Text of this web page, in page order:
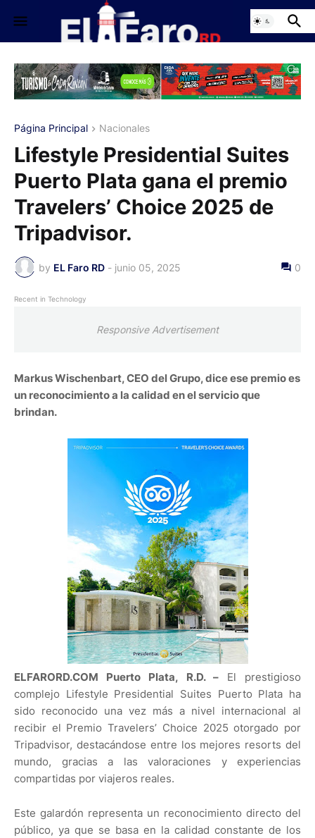
Página Principal Nacionales
Lifestyle Presidential Suites
Puerto Plata gana el premio
Travelers’ Choice 2025 de
Tripadvisor.
by EL Faro RD - junio 05, 2025 0
Recent in Technology
Responsive Advertisement
Markus Wischenbart, CEO del Grupo, dice ese premio es
un reconocimiento a la calidad en el servicio que
brindan.
ELFARORD.COM Puerto Plata, R.D. –El prestigioso
complejo Lifestyle Presidential Suites Puerto Plata ha
sido reconocido una vez más a nivel internacional al
recibir el Premio Travelers’ Choice 2025 otorgado por
Tripadvisor, destacándose entre los mejores resorts del
mundo, gracias a las valoraciones y experiencias
compartidas por viajeros reales.
Este galardón representa un reconocimiento directo del
público, ya que se basa en la calidad constante de los